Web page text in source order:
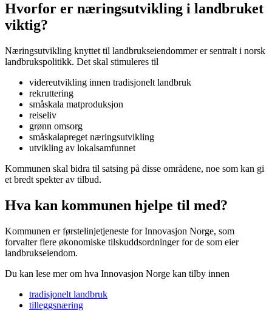
Hvorfor er næringsutvikling i landbruket
viktig?
Næringsutvikling knyttet til landbrukseiendommer er sentralt i norsk
landbrukspolitikk. Det skal stimuleres til
videreutvikling innen tradisjonelt landbruk
rekruttering
småskala matproduksjon
reiseliv
grønn omsorg
småskalapreget næringsutvikling
utvikling av lokalsamfunnet
Kommunen skal bidra til satsing på disse områdene, noe som kan gi
et bredt spekter av tilbud.
Hva kan kommunen hjelpe til med?
Kommunen er førstelinjetjeneste for Innovasjon Norge, som
forvalter flere økonomiske tilskuddsordninger for de som eier
landbrukseiendom.
Du kan lese mer om hva Innovasjon Norge kan tilby innen
tradisjonelt landbruk
tilleggsnæring